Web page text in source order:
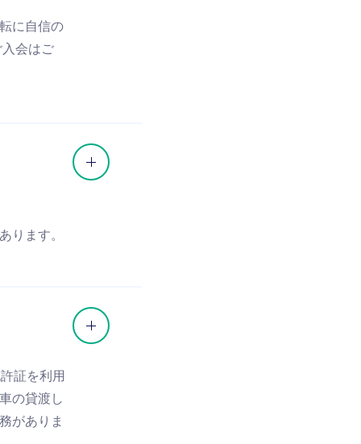
に自信の
会はご
ります。
証を利用
の貸渡し
がありま